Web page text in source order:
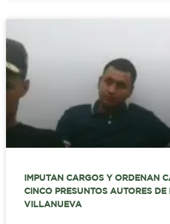
IMPUTAN CARGOS Y ORDENAN
CINCO PRESUNTOS AUTORES DE
VILLANUEVA